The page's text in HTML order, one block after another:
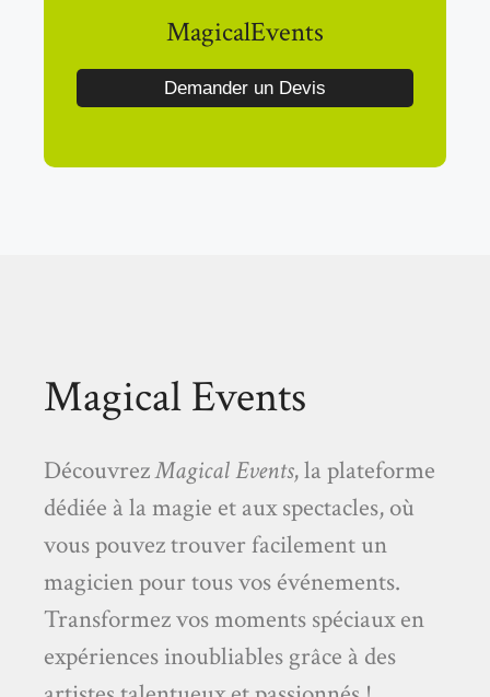
MagicalEvents
Demander un Devis
Magical Events
DécouvrezMagical Events, la plateforme
dédiée à la magie et aux spectacles, où
vous pouvez trouver facilement un
magicien pour tous vos événements.
Transformez vos moments spéciaux en
expériences inoubliables grâce à des